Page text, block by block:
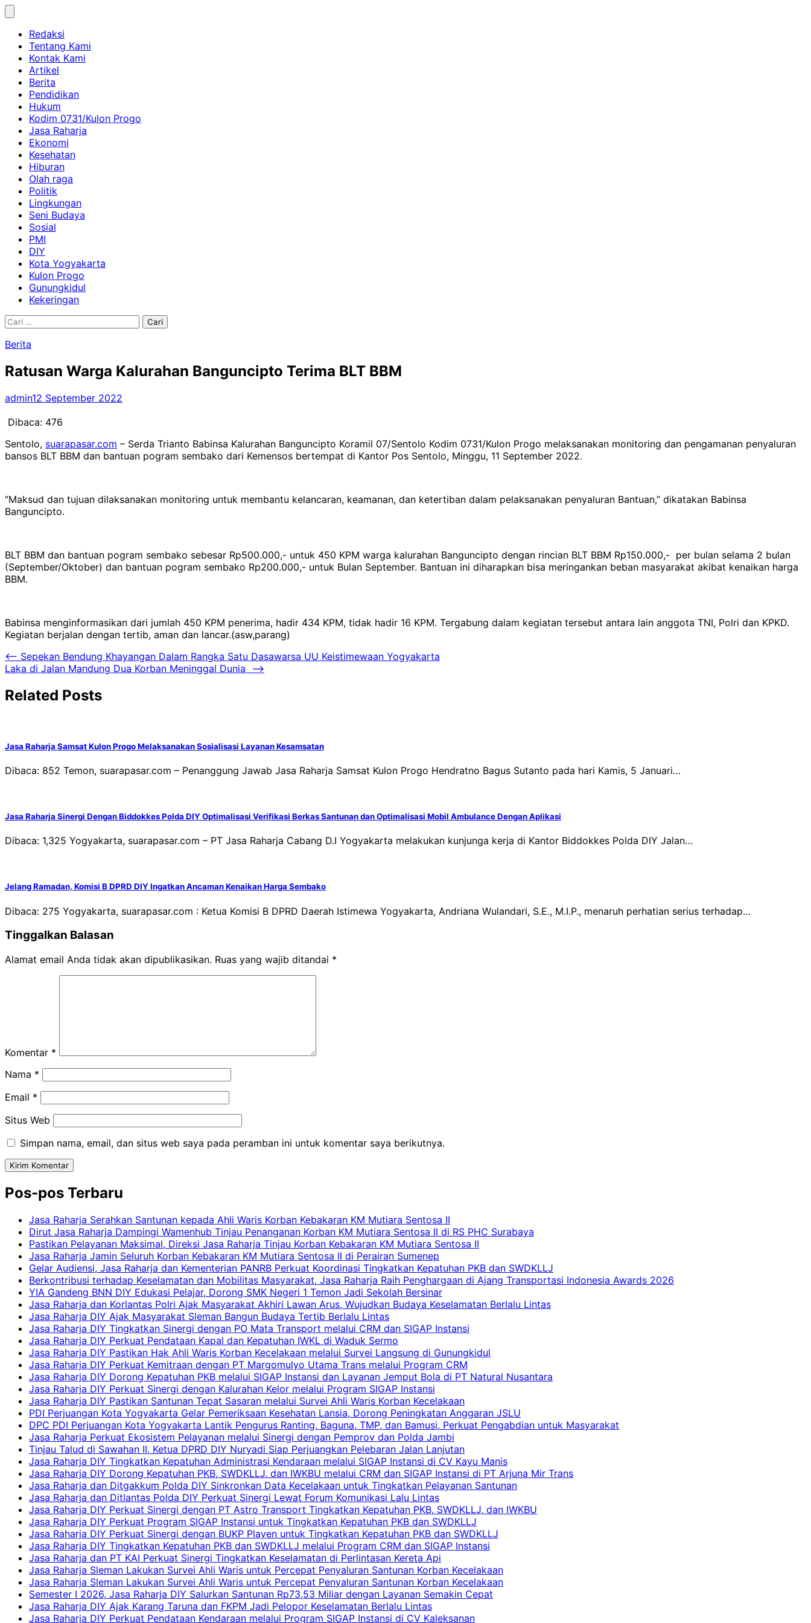
Skip
contentRedaksi
Tentang Kami
Kontak Kami
Artikel
Berita
Pendidikan
Hukum
Kodim 0731/Kulon Progo
Jasa Raharja
Ekonomi
Kesehatan
Hiburan
Olah raga
Politik
Lingkungan
Seni Budaya
Sosial
PMI
DIY
Kota Yogyakarta
Kulon Progo
Gunungkidul
Kekeringan
Cari
Berita
Ratusan Warga Kalurahan Banguncipto Terima BLT BBM
admin12 September 2022
Dibaca: 476
Sentolo, suarapasar.com – Serda Trianto Babinsa Kalurahan Banguncipto Koramil 07/Sentolo Kodim 0731/Kulon Progo melaksanakan monitoring dan pengamanan penyaluran
bansos BLT BBM dan bantuan pogram sembako dari Kemensos bertempat di Kantor Pos Sentolo, Minggu, 11 September 2022.
“Maksud dan tujuan dilaksanakan monitoring untuk membantu kelancaran, keamanan, dan ketertiban dalam pelaksanakan penyaluran Bantuan,” dikatakan Babinsa
Banguncipto.
BLT BBM dan bantuan pogram sembako sebesar Rp500.000,- untuk 450 KPM warga kalurahan Banguncipto dengan rincian BLT BBM Rp150.000,- per bulan selama 2 bulan
(September/Oktober) dan bantuan pogram sembako Rp200.000,- untuk Bulan September. Bantuan ini diharapkan bisa meringankan beban masyarakat akibat kenaikan harga
BBM.
Babinsa menginformasikan dari jumlah 450 KPM penerima, hadir 434 KPM, tidak hadir 16 KPM. Tergabung dalam kegiatan tersebut antara lain anggota TNI, Polri dan KPKD.
Kegiatan berjalan dengan tertib, aman dan lancar.(asw,parang)
Navigasi
pos
⟵ Sepekan Bendung Khayangan Dalam Rangka Satu Dasawarsa UU Keistimewaan Yogyakarta
Laka di Jalan Mandung Dua Korban Meninggal Dunia
⟶
Related Posts
Jasa Raharja Samsat Kulon Progo Melaksanakan Sosialisasi Layanan Kesamsatan
Dibaca: 852 Temon, suarapasar.com – Penanggung Jawab Jasa Raharja Samsat Kulon Progo Hendratno Bagus Sutanto pada hari Kamis, 5 Januari…
Jasa Raharja Sinergi Dengan Biddokkes Polda DIY Optimalisasi Verifikasi Berkas Santunan dan Optimalisasi Mobil Ambulance Dengan Aplikasi
Dibaca: 1,325 Yogyakarta, suarapasar.com – PT Jasa Raharja Cabang D.I Yogyakarta melakukan kunjunga kerja di Kantor Biddokkes Polda DIY Jalan…
Jelang Ramadan, Komisi B DPRD DIY Ingatkan Ancaman Kenaikan Harga Sembako
Dibaca: 275 Yogyakarta, suarapasar.com : Ketua Komisi B DPRD Daerah Istimewa Yogyakarta, Andriana Wulandari, S.E., M.I.P., menaruh perhatian serius terhadap…
Tinggalkan Balasan
Alamat email Anda tidak akan dipublikasikan. Ruas yang wajib ditandai *
Komentar *
Nama *
Email *
Situs Web
Simpan nama, email, dan situs web saya pada peramban ini untuk komentar saya berikutnya.
Pos-pos Terbaru
Jasa Raharja Serahkan Santunan kepada Ahli Waris Korban Kebakaran KM Mutiara Sentosa II
Dirut Jasa Raharja Dampingi Wamenhub Tinjau Penanganan Korban KM Mutiara Sentosa II di RS PHC Surabaya
Pastikan Pelayanan Maksimal, Direksi Jasa Raharja Tinjau Korban Kebakaran KM Mutiara Sentosa II
Jasa Raharja Jamin Seluruh Korban Kebakaran KM Mutiara Sentosa II di Perairan Sumenep
Gelar Audiensi, Jasa Raharja dan Kementerian PANRB Perkuat Koordinasi Tingkatkan Kepatuhan PKB dan SWDKLLJ
Berkontribusi terhadap Keselamatan dan Mobilitas Masyarakat, Jasa Raharja Raih Penghargaan di Ajang Transportasi Indonesia Awards 2026
YIA Gandeng BNN DIY Edukasi Pelajar, Dorong SMK Negeri 1 Temon Jadi Sekolah Bersinar
Jasa Raharja dan Korlantas Polri Ajak Masyarakat Akhiri Lawan Arus, Wujudkan Budaya Keselamatan Berlalu Lintas
Jasa Raharja DIY Ajak Masyarakat Sleman Bangun Budaya Tertib Berlalu Lintas
Jasa Raharja DIY Tingkatkan Sinergi dengan PO Mata Transport melalui CRM dan SIGAP Instansi
Jasa Raharja DIY Perkuat Pendataan Kapal dan Kepatuhan IWKL di Waduk Sermo
Jasa Raharja DIY Pastikan Hak Ahli Waris Korban Kecelakaan melalui Survei Langsung di Gunungkidul
Jasa Raharja DIY Perkuat Kemitraan dengan PT Margomulyo Utama Trans melalui Program CRM
Jasa Raharja DIY Dorong Kepatuhan PKB melalui SIGAP Instansi dan Layanan Jemput Bola di PT Natural Nusantara
Jasa Raharja DIY Perkuat Sinergi dengan Kalurahan Kelor melalui Program SIGAP Instansi
Jasa Raharja DIY Pastikan Santunan Tepat Sasaran melalui Survei Ahli Waris Korban Kecelakaan
PDI Perjuangan Kota Yogyakarta Gelar Pemeriksaan Kesehatan Lansia, Dorong Peningkatan Anggaran JSLU
DPC PDI Perjuangan Kota Yogyakarta Lantik Pengurus Ranting, Baguna, TMP, dan Bamusi, Perkuat Pengabdian untuk Masyarakat
Jasa Raharja Perkuat Ekosistem Pelayanan melalui Sinergi dengan Pemprov dan Polda Jambi
Tinjau Talud di Sawahan II, Ketua DPRD DIY Nuryadi Siap Perjuangkan Pelebaran Jalan Lanjutan
Jasa Raharja DIY Tingkatkan Kepatuhan Administrasi Kendaraan melalui SIGAP Instansi di CV Kayu Manis
Jasa Raharja DIY Dorong Kepatuhan PKB, SWDKLLJ, dan IWKBU melalui CRM dan SIGAP Instansi di PT Arjuna Mir Trans
Jasa Raharja dan Ditgakkum Polda DIY Sinkronkan Data Kecelakaan untuk Tingkatkan Pelayanan Santunan
Jasa Raharja dan Ditlantas Polda DIY Perkuat Sinergi Lewat Forum Komunikasi Lalu Lintas
Jasa Raharja DIY Perkuat Sinergi dengan PT Astro Transport Tingkatkan Kepatuhan PKB, SWDKLLJ, dan IWKBU
Jasa Raharja DIY Perkuat Program SIGAP Instansi untuk Tingkatkan Kepatuhan PKB dan SWDKLLJ
Jasa Raharja DIY Perkuat Sinergi dengan BUKP Playen untuk Tingkatkan Kepatuhan PKB dan SWDKLLJ
Jasa Raharja DIY Tingkatkan Kepatuhan PKB dan SWDKLLJ melalui Program CRM dan SIGAP Instansi
Jasa Raharja dan PT KAI Perkuat Sinergi Tingkatkan Keselamatan di Perlintasan Kereta Api
Jasa Raharja Sleman Lakukan Survei Ahli Waris untuk Percepat Penyaluran Santunan Korban Kecelakaan
Jasa Raharja Sleman Lakukan Survei Ahli Waris untuk Percepat Penyaluran Santunan Korban Kecelakaan
Semester I 2026, Jasa Raharja DIY Salurkan Santunan Rp73,53 Miliar dengan Layanan Semakin Cepat
Jasa Raharja DIY Ajak Karang Taruna dan FKPM Jadi Pelopor Keselamatan Berlalu Lintas
Jasa Raharja DIY Perkuat Pendataan Kendaraan melalui Program SIGAP Instansi di CV Kaleksanan